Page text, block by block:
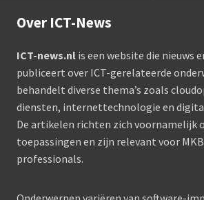
Over ICT-News
ICT-news.nl is een website die nieuws
publiceert over ICT-gerelateerde
behandelt diverse thema’s zoals
diensten, internettechnologie en
De artikelen richten zich voornamelijk
toepassingen en zijn relevant voor
professionals.